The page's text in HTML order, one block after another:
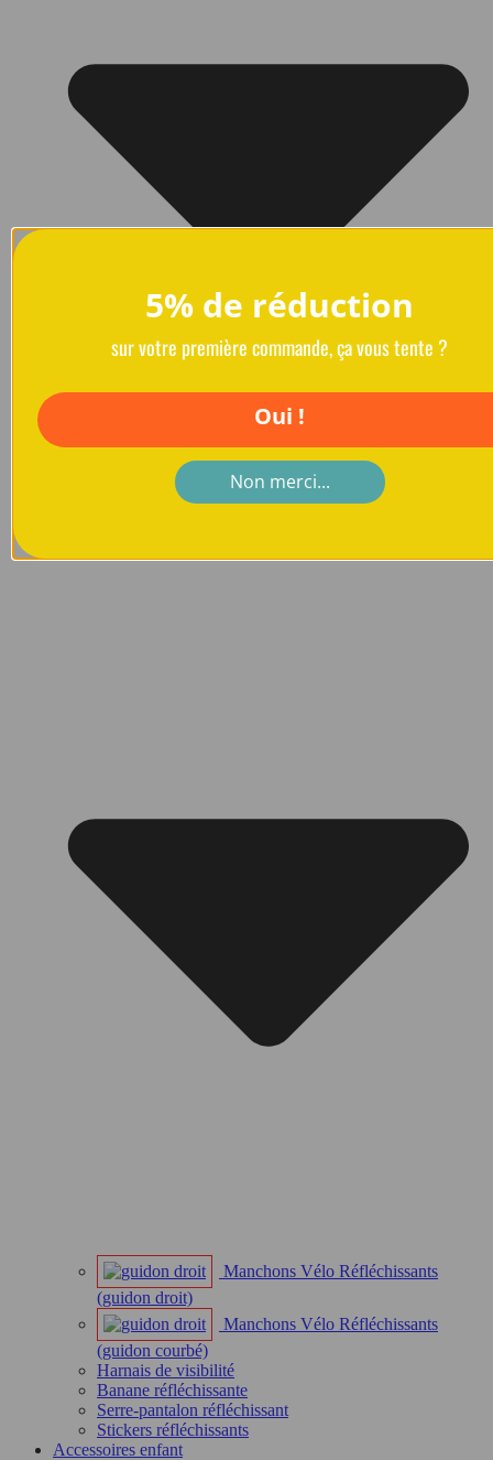
Manchons Vélo Réfléchissants
(guidon droit)
Manchons Vélo Réfléchissants
(guidon courbé)
Harnais de visibilité
Banane réfléchissante
Serre-pantalon réfléchissant
Stickers réfléchissants
Accessoires enfant
5% de réduction
sur votre première commande, ça vous tente ?
Oui !
Non merci...